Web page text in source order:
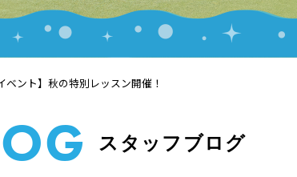
ベント】秋の特別レッスン開催！
スタッフブログ